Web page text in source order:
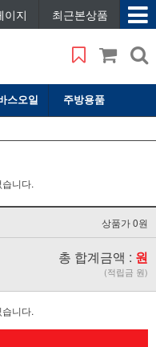
이지 최근본상품
스오일 주방용품
니다.
상품가 0원
총 합계금액 : 원
(적립금 원)
니다.